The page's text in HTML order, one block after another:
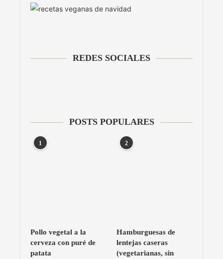
REDES SOCIALES
POSTS POPULARES
1
Pollo vegetal a la
cerveza con puré de
patata
2
Hamburguesas de
lentejas caseras
(vegetarianas, sin